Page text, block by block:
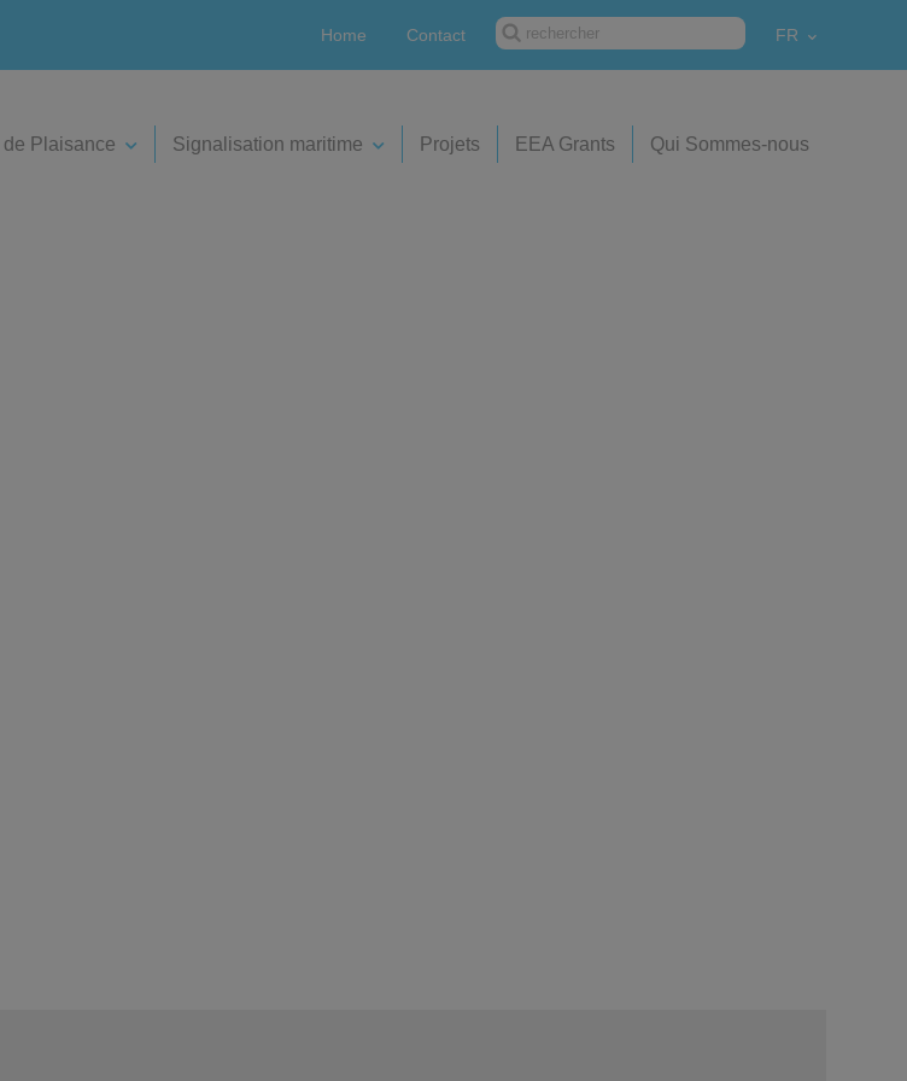
Home Contact FR
Plaisance Signalisation maritime Projets EEA Grants Qui Sommes-nous